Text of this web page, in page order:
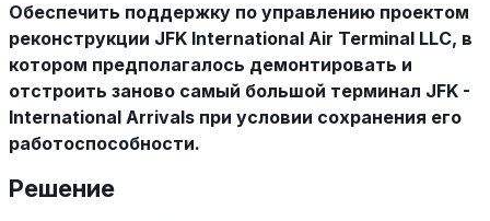
Обеспечить поддержку по управлению проектом
реконструкции JFK International Air Terminal LLC, в
котором предполагалось демонтировать и
отстроить заново самый большой терминал JFK -
International Arrivals при условии сохранения его
работоспособности.
Решение